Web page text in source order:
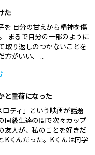
た
を 自分の甘えから精神を傷
まるで自分の一部のように
取り返しのつかないことを
方がいい、 ...
と重荷になった
ディ」という映画が話題
同級生達の間で次々カップ
友人が、私のことを好きだ
Kくんだった。Kくんは同学